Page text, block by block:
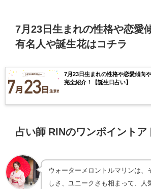
7月23日生まれの性格や恋愛
有名人や誕生花はコチラ
7月23日生まれの性格や恋愛傾向
完全紹介！【誕生日占い】
占い師 RINのワンポイントア
ウォーターメロントルマリンは、
しさ、ユニークさも相まって、人